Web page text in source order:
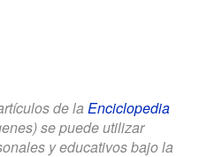
de la Enciclopedia
se puede utilizar
y educativos bajo la